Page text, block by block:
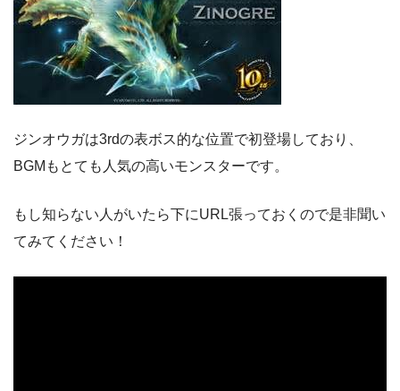
ジンオウガは3rdの表ボス的な位置で初登場しており、
BGMもとても人気の高いモンスターです。
もし知らない人がいたら下にURL張っておくので是非聞い
てみてください！